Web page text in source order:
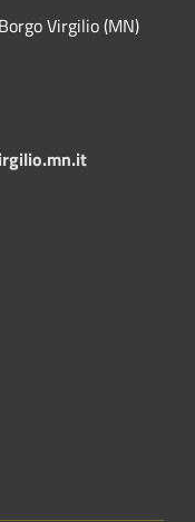
Virgilio (MN)